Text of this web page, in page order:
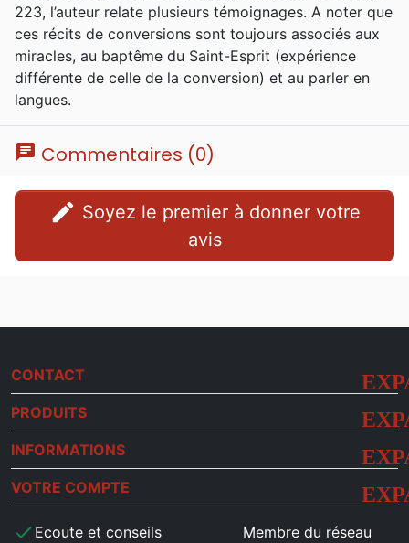
223, l’auteur relate plusieurs témoignages. A noter que
ces récits de conversions sont toujours associés aux
miracles, au baptême du Saint-Esprit (expérience
différente de celle de la conversion) et au parler en
langues.
chat Commentaires (0)
edit
avis
CONTACT
PRODUITS
INFORMATIONS
VOTRE COMPTE
check Ecoute et conseils Membre du réseau